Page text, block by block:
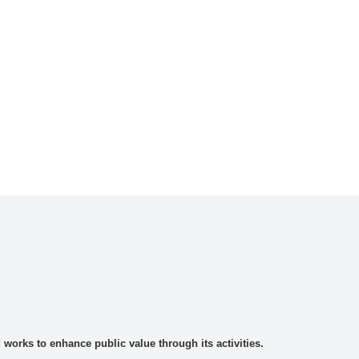
to enhance public value through its activities.